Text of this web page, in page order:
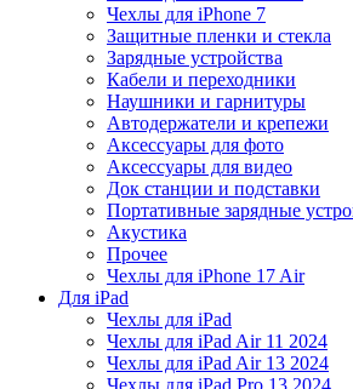
Чехлы для iPhone 7
Защитные пленки и стекла
Зарядные устройства
Кабели и переходники
Наушники и гарнитуры
Автодержатели и крепежи
Аксессуары для фото
Аксессуары для видео
Док станции и подставки
Портативные зарядные
Акустика
Прочее
Чехлы для iPhone 17 Air
Для iPad
Чехлы для iPad
Чехлы для iPad Air 11 2024
Чехлы для iPad Air 13 2024
Чехлы для iPad Pro 13 2024